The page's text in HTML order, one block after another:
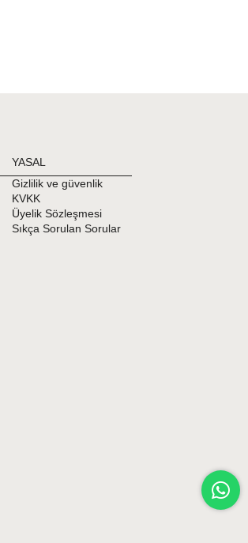
YASAL
Gizlilik ve güvenlik
KVKK
Üyelik Sözleşmesi
Sıkça Sorulan Sorular